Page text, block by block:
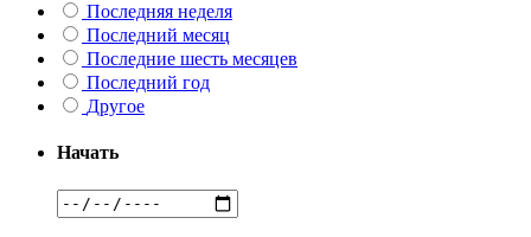
Последняя неделя
Последний месяц
Последние шесть месяцев
Последний год
Другое
Начать